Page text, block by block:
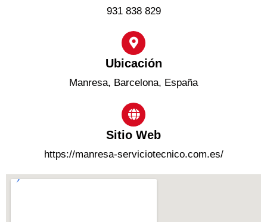
931 838 829
Ubicación
Manresa, Barcelona, España
Sitio Web
https://manresa-serviciotecnico.com.es/